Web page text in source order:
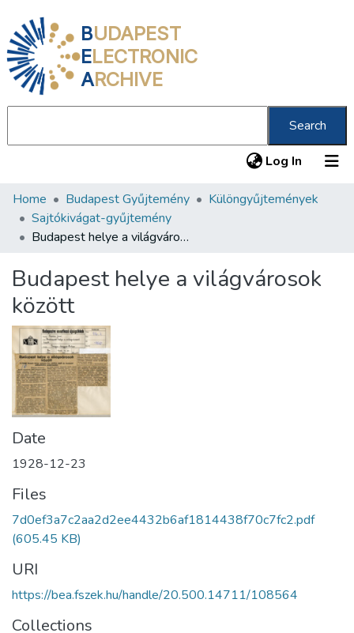
BUDAPEST
ELECTRONIC
ARCHIVE
Search
Log In (current)
Communities & Collections
All of DSpace
About us
Home Budapest Gyűjtemény
Különgyűjtemények
Sajtókivágat-gyűjtemény
Budapest helye a világvárosok között
Budapest helye a világvárosok
között
Date
1928-12-23
Files
7d0ef3a7c2aa2d2ee4432b6af1814438f70c7fc2.pdf
(605.45 KB)
URI
https://bea.fszek.hu/handle/20.500.14711/108564
Collections